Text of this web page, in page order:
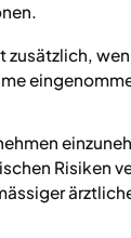
zusätzlich,
Risiken